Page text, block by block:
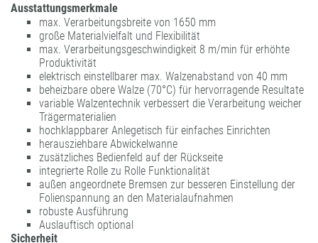
Ausstattungsmerkmale
max. Verarbeitungsbreite von 1650 mm
große Materialvielfalt und Flexibilität
max. Verarbeitungsgeschwindigkeit 8 m/min für erhöhte
Produktivität
elektrisch einstellbarer max. Walzenabstand von 40 mm
beheizbare obere Walze (70°C) für hervorragende Resultate
variable Walzentechnik verbessert die Verarbeitung weicher
Trägermaterialien
hochklappbarer Anlegetisch für einfaches Einrichten
herausziehbare Abwickelwanne
zusätzliches Bedienfeld auf der Rückseite
integrierte Rolle zu Rolle Funktionalität
außen angeordnete Bremsen zur besseren Einstellung der
Folienspannung an den Materialaufnahmen
robuste Ausführung
Auslauftisch optional
Sicherheit